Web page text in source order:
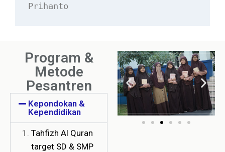
Prihanto
Program &
Metode
Pesantren
Kepondokan &
Kependidikan
Tahfizh Al Quran
target SD & SMP